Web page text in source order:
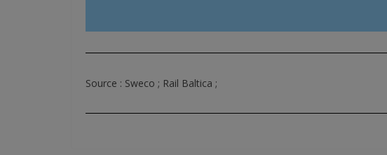
Source : Sweco ; Rail Baltica ;